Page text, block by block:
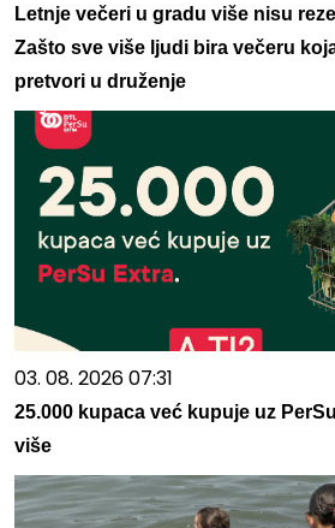
Letnje večeri u gradu više nisu
Zašto sve više ljudi bira večeru
pretvori u druženje
03. 08. 2026 07:31
25.000 kupaca već kupuje uz
više